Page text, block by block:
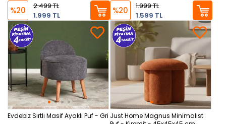
%20
2.499 TL
1.999 TL
%20
1.999 TL
1.599 TL
Evdebiz Sırtlı Masif Ayaklı Puf - Gri Just Home Magnus Minimalist